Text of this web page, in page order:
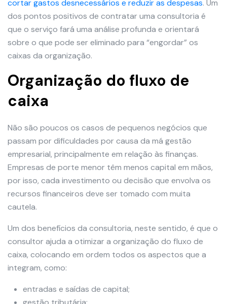
cortar gastos desnecessários e reduzir as despesas. Um
dos pontos positivos de contratar uma consultoria é
que o serviço fará uma análise profunda e orientará
sobre o que pode ser eliminado para “engordar” os
caixas da organização.
Organização do fluxo de
caixa
Não são poucos os casos de pequenos negócios que
passam por dificuldades por causa da má gestão
empresarial, principalmente em relação às finanças.
Empresas de porte menor têm menos capital em mãos,
por isso, cada investimento ou decisão que envolva os
recursos financeiros deve ser tomado com muita
cautela.
Um dos benefícios da consultoria, neste sentido, é que o
consultor ajuda a otimizar a organização do fluxo de
caixa, colocando em ordem todos os aspectos que a
integram, como:
entradas e saídas de capital;